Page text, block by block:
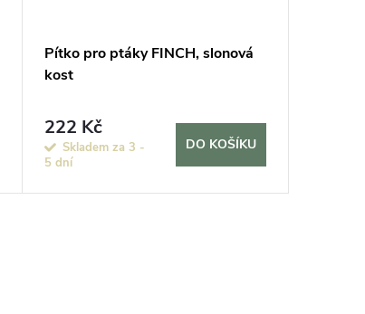
Pítko pro ptáky FINCH, slonová
kost
222 Kč
Skladem za 3 -
5 dní
DO KOŠÍKU